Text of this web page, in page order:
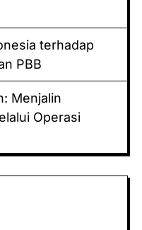
terhadap
PBB
Menjalin
Operasi